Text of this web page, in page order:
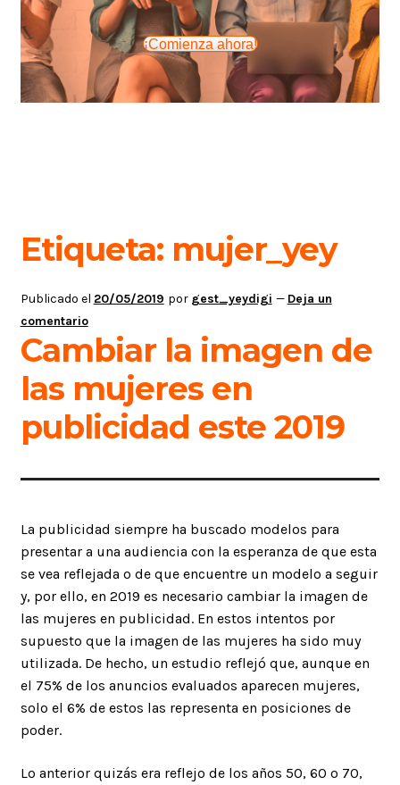
¡Comienza ahora!
Etiqueta: mujer_yey
Publicado el 20/05/2019 por gest_yeydigi — Deja un
comentario
Cambiar la imagen de
las mujeres en
publicidad este 2019
La publicidad siempre ha buscado modelos para
presentar a una audiencia con la esperanza de que esta
se vea reflejada o de que encuentre un modelo a seguir
y, por ello, en 2019 es necesario cambiar la imagen de
las mujeres en publicidad. En estos intentos por
supuesto que la imagen de las mujeres ha sido muy
utilizada. De hecho, un estudio reflejó que, aunque en
el 75% de los anuncios evaluados aparecen mujeres,
solo el 6% de estos las representa en posiciones de
poder.
Lo anterior quizás era reflejo de los años 50, 60 o 70,